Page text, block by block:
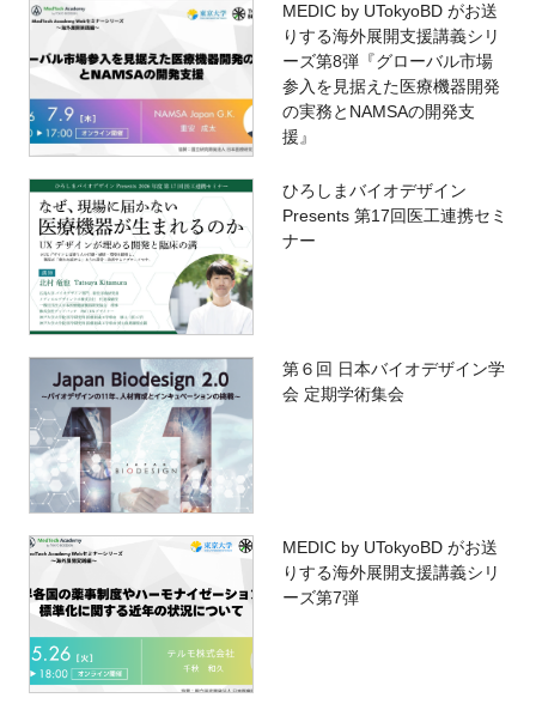
MEDIC by UTokyoBD がお送
りする海外展開支援講義シリ
ーズ第8弾『グローバル市場
参入を見据えた医療機器開発
の実務とNAMSAの開発支
援』
ひろしまバイオデザイン
Presents 第17回医工連携セミ
ナー
第６回 日本バイオデザイン学
会 定期学術集会
MEDIC by UTokyoBD がお送
りする海外展開支援講義シリ
ーズ第7弾